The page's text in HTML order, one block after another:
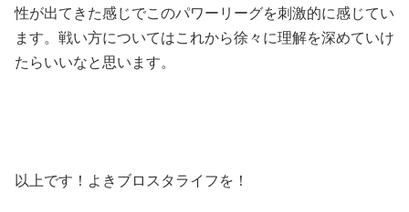
性が出てきた感じでこのパワーリーグを刺激的に感じてい
ます。戦い方についてはこれから徐々に理解を深めていけ
たらいいなと思います。
以上です！よきブロスタライフを！